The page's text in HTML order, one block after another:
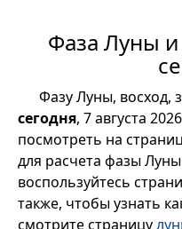
Фаза Луны
Фазу Луны, восход,
сегодня, 7 августа
посмотреть на
для расчета фазы
воспользуйтесь
также, чтобы узнать
смотрите страницу